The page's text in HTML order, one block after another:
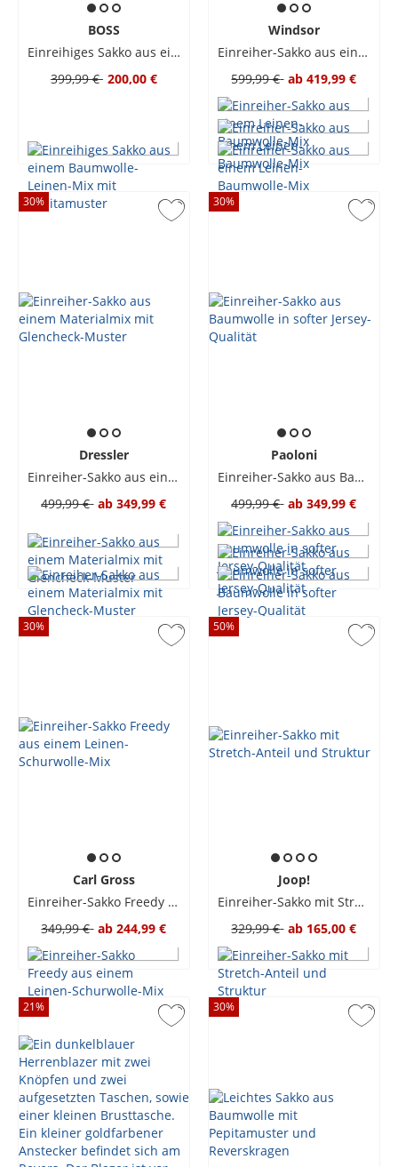
BOSS
Einreihiges Sakko aus einem Baumwolle-Leinen-Mix mit Pepitamuster
399,99 € 200,00 €
Windsor
Einreiher-Sakko aus einem Leinen-Baumwolle-Mix
599,99 € ab 419,99 €
30%
Dressler
Einreiher-Sakko aus einem Materialmix mit Glencheck-Muster
499,99 € ab 349,99 €
30%
Paoloni
Einreiher-Sakko aus Baumwolle in softer Jersey-Qualität
499,99 € ab 349,99 €
30%
Carl Gross
Einreiher-Sakko Freedy aus einem Leinen-Schurwolle-Mix
349,99 € ab 244,99 €
50%
Joop!
Einreiher-Sakko mit Stretch-Anteil und Struktur
329,99 € ab 165,00 €
21% 30%